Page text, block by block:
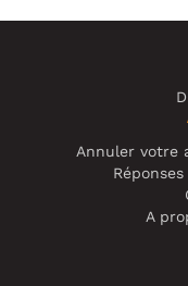
Annuler votre
A